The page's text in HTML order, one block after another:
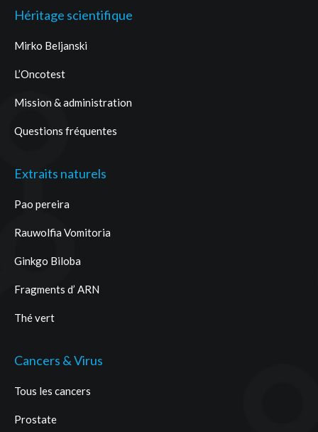
Héritage scientifique
Mirko Beljanski
L’Oncotest
Mission & administration
Questions fréquentes
Extraits naturels
Pao pereira
Rauwolfia Vomitoria
Ginkgo Biloba
Fragments d’ ARN
Thé vert
Cancers & Virus
Tous les cancers
Prostate